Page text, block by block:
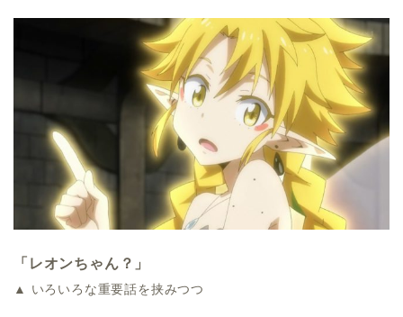
「レオンちゃん？」
▲ いろいろな重要話を挟みつつ